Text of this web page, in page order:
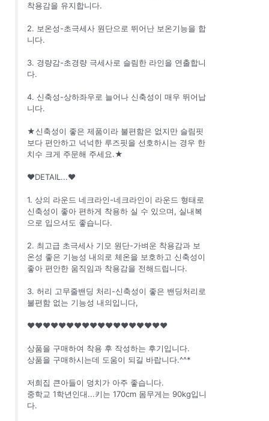
착용감을 유지합니다.
2. 보온성-초극세사 원단으로 뛰어난 보온기능을 합
니다.
3. 경량감-초경량 극세사로 슬림한 라인을 연출합니
다.
4. 신축성-상하좌우로 늘어나 신축성이 매우 뛰어납
니다.
★신축성이 좋은 제품이라 불편함은 없지만 슬림핏
보다 편안하고 넉넉한 루즈핏을 선호하시는 경우 한
치수 크게 주문해 주세요.★
♥DETAIL...♥
1. 상의 라운드 네크라인-네크라인이 라운드 형태로
신축성이 좋아 편하게 착용하 실 수 있으며, 실내복
으로 입으셔도 좋습니다.
2. 최고급 초극세사 기모 원단-가벼운 착용감과 보
온성 좋은 기능성 내의로 체온을 보호하고 신축성이
좋아 편안한 움직임과 착용감을 전해드립니다.
3. 허리 고무줄밴딩 처리-신축성이 좋은 밴딩처리로
불편함 없는 기능성 내의입니다,
♥♥♥♥♥♥♥♥♥♥♥♥♥♥♥♥♥♥
상품을 구매하여 착용 후 작성하는 후기입니다.
상품을 구매하시는데 도움이 되길 바랍니다.^^*
저희집 큰아들이 덩치가 아주 좋습니다.
중학교 1학년인대...키는 170cm 몸무게는 90kg입니
다.